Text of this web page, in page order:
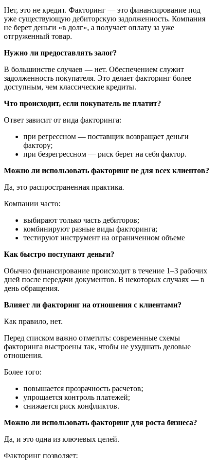
Нет, это не кредит. Факторинг — это финансирование под
уже существующую дебиторскую задолженность. Компания
не берет деньги «в долг», а получает оплату за уже
отгруженный товар.
Нужно ли предоставлять залог?
В большинстве случаев — нет. Обеспечением служит
задолженность покупателя. Это делает факторинг более
доступным, чем классические кредиты.
Что происходит, если покупатель не платит?
Ответ зависит от вида факторинга:
при регрессном — поставщик возвращает деньги
фактору;
при безрегрессном — риск берет на себя фактор.
Можно ли использовать факторинг не для всех клиентов?
Да, это распространенная практика.
Компании часто:
выбирают только часть дебиторов;
комбинируют разные виды факторинга;
тестируют инструмент на ограниченном объеме
Как быстро поступают деньги?
Обычно финансирование происходит в течение 1–3 рабочих
дней после передачи документов. В некоторых случаях — в
день обращения.
Влияет ли факторинг на отношения с клиентами?
Как правило, нет.
Перед списком важно отметить: современные схемы
факторинга выстроены так, чтобы не ухудшать деловые
отношения.
Более того:
повышается прозрачность расчетов;
упрощается контроль платежей;
снижается риск конфликтов.
Можно ли использовать факторинг для роста бизнеса?
Да, и это одна из ключевых целей.
Факторинг позволяет: